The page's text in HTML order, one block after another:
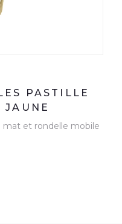
PASTILLE
JAUNE
mat et rondelle mobile